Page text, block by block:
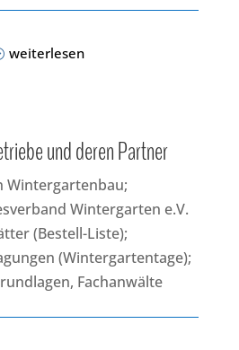
weiterlesen
und deren Partner
Wintergartenbau;
Wintergarten e.V.
(Bestell-Liste);
(Wintergartentage);
Fachanwälte